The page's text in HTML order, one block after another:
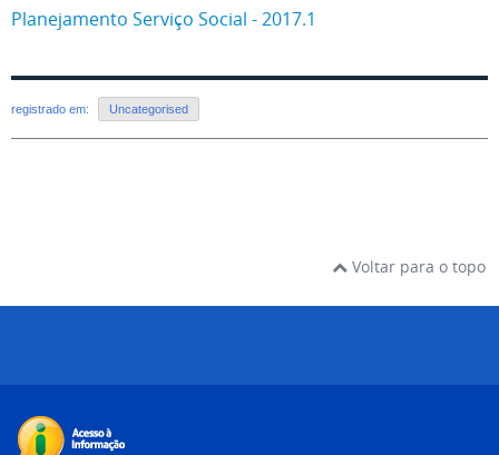
Planejamento Serviço Social - 2017.1
registrado em: Uncategorised
Voltar para o topo